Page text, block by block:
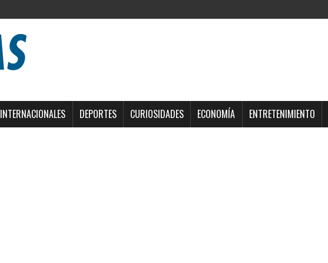
INTERNACIONALES DEPORTES CURIOSIDADES ECONOMÍA ENTRETENIMIENTO